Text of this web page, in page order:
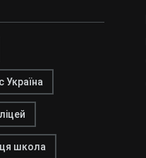
Україна
школа